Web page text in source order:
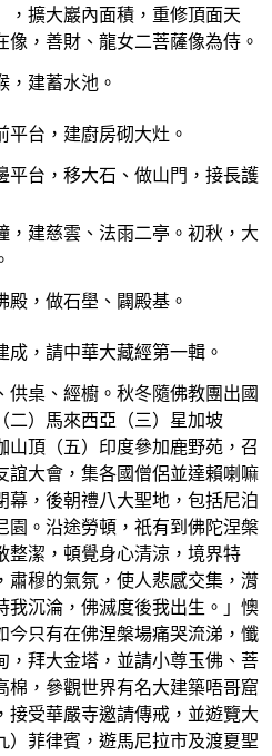
，擴大巖內面積，重修頂面天
像，善財、龍女二菩薩像為侍。
，建蓄水池。
平台，建廚房砌大灶。
平台，移大石、做山門，接長護
，建慈雲、法雨二亭。初秋，大
殿，做石壆、闢殿基。
成，請中華大藏經第一輯。
供桌、經櫥。秋冬隨佛教團出國
二）馬來西亞（三）星加坡
山頂（五）印度參加鹿野苑，召
誼大會，集各國僧侶並達賴喇嘛
幕，後朝禮八大聖地，包括尼泊
園。沿途勞頓，祇有到佛陀涅槃
整潔，頓覺身心清涼，境界特
肅穆的氣氛，使人悲感交集，潸
我沉淪，佛滅度後我出生。」懊
今只有在佛涅槃場痛哭流涕，懺
，拜大金塔，並請小尊玉佛、菩
棉，參觀世界有名大建築唔哥窟
接受華嚴寺邀請傳戒，並遊覽大
）菲律賓，遊馬尼拉市及渡夏聖